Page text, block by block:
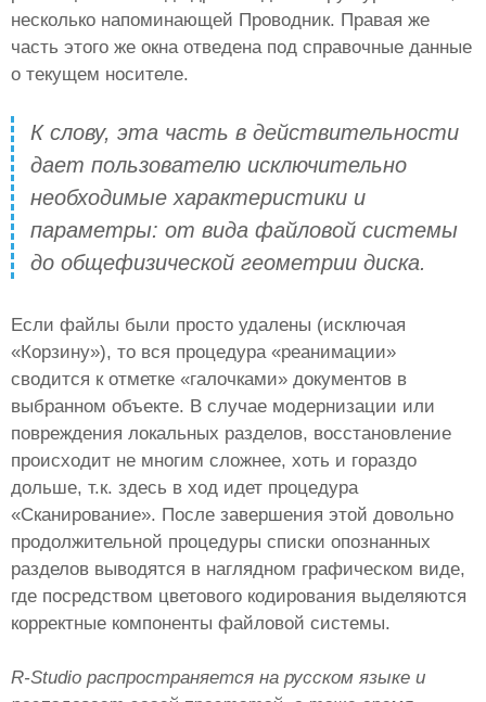
несколько напоминающей Проводник. Правая же
часть этого же окна отведена под справочные данные
о текущем носителе.
К слову, эта часть в действительности
дает пользователю исключительно
необходимые характеристики и
параметры: от вида файловой системы
до общефизической геометрии диска.
Если файлы были просто удалены (исключая
«Корзину»), то вся процедура «реанимации»
сводится к отметке «галочками» документов в
выбранном объекте. В случае модернизации или
повреждения локальных разделов, восстановление
происходит не многим сложнее, хоть и гораздо
дольше, т.к. здесь в ход идет процедура
«Сканирование». После завершения этой довольно
продолжительной процедуры списки опознанных
разделов выводятся в наглядном графическом виде,
где посредством цветового кодирования выделяются
корректные компоненты файловой системы.
R-Studio распространяется на русском языке и